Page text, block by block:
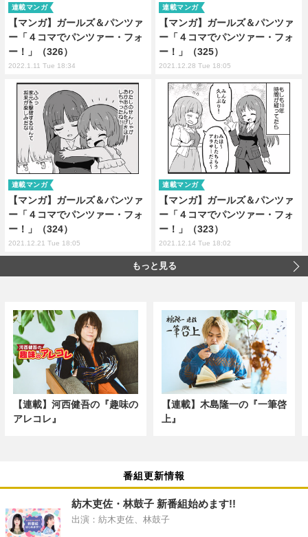
【マンガ】ガールズ＆パンツァ
ー「４コマでパンツァー・フォ
ー！」（326）
連載マンガ
2022.1.11 Tue 18:34
【マンガ】ガールズ＆パンツァ
ー「４コマでパンツァー・フォ
ー！」（325）
連載マンガ
2021.12.28 Tue 18:05
【マンガ】ガールズ＆パンツァ
ー「４コマでパンツァー・フォ
ー！」（324）
連載マンガ
2021.12.21 Tue 18:05
【マンガ】ガールズ＆パンツァ
ー「４コマでパンツァー・フォ
ー！」（323）
連載マンガ
2021.12.14 Tue 18:02
もっと見る
【連載】河西健吾の『趣味の
アレコレ』
【連載】木島隆一の『一筆啓
上』
番組更新情報
紡木吏佐・林鼓子 新番組始めます!!
出演：紡木吏佐、林鼓子